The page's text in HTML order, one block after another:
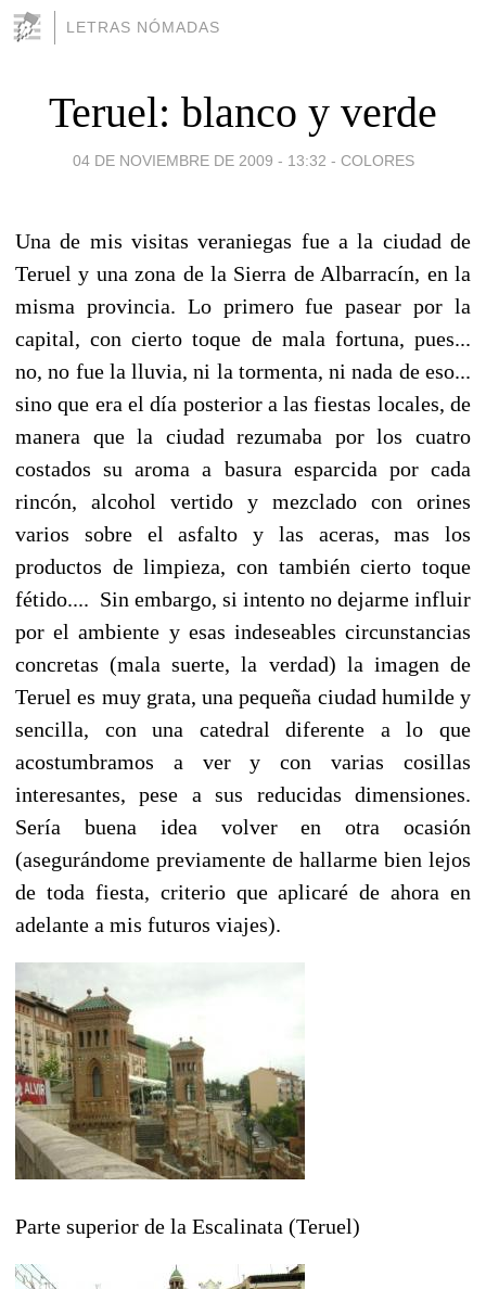
LETRAS NÓMADAS
Teruel: blanco y verde
04 DE NOVIEMBRE DE 2009 - 13:32 - COLORES
Una de mis visitas veraniegas fue a la ciudad de
Teruel y una zona de la Sierra de Albarracín, en la
misma provincia. Lo primero fue pasear por la
capital, con cierto toque de mala fortuna, pues...
no, no fue la lluvia, ni la tormenta, ni nada de eso...
sino que era el día posterior a las fiestas locales, de
manera que la ciudad rezumaba por los cuatro
costados su aroma a basura esparcida por cada
rincón, alcohol vertido y mezclado con orines
varios sobre el asfalto y las aceras, mas los
productos de limpieza, con también cierto toque
fétido.... Sin embargo, si intento no dejarme influir
por el ambiente y esas indeseables circunstancias
concretas (mala suerte, la verdad) la imagen de
Teruel es muy grata, una pequeña ciudad humilde y
sencilla, con una catedral diferente a lo que
acostumbramos a ver y con varias cosillas
interesantes, pese a sus reducidas dimensiones.
Sería buena idea volver en otra ocasión
(asegurándome previamente de hallarme bien lejos
de toda fiesta, criterio que aplicaré de ahora en
adelante a mis futuros viajes).
Parte superior de la Escalinata (Teruel)